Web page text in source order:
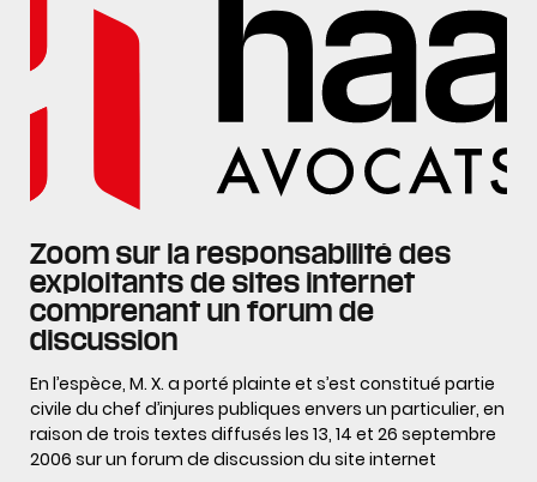
Zoom sur la responsabilité des
exploitants de sites internet
comprenant un forum de
discussion
En l’espèce, M. X. a porté plainte et s’est constitué partie
civile du chef d’injures publiques envers un particulier, en
raison de trois textes diffusés les 13, 14 et 26 septembre
2006 sur un forum de discussion du site internet